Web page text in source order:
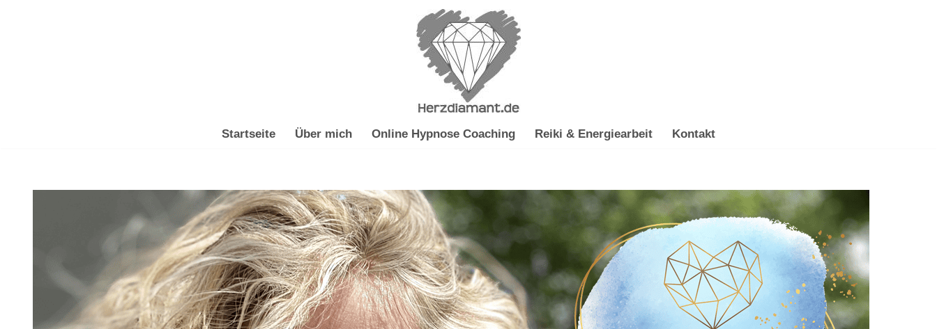
Startseite Über mich Online Hypnose Coaching Reiki & Energiearbeit Kontakt